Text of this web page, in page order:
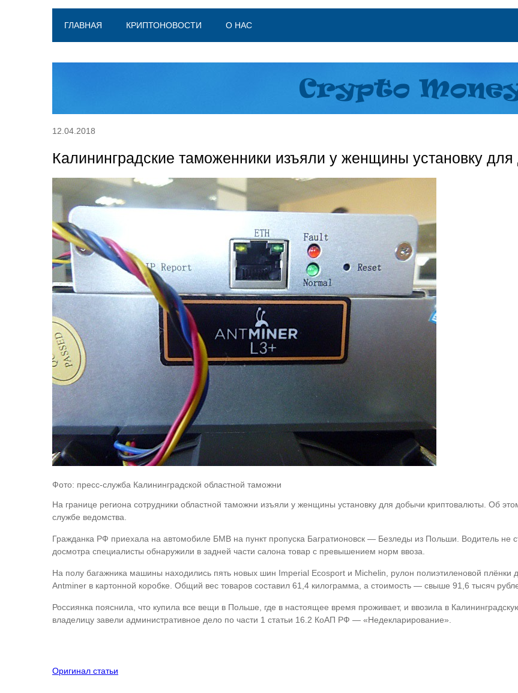
ГЛАВНАЯ КРИПТОНОВОСТИ О НАС
12.04.2018
Калининградские таможенники изъяли у женщины установку
Фото: пресс-служба Калининградской областной таможни
На границе региона сотрудники областной таможни изъяли у женщины установку для добычи криптовалюты. Об
службе ведомства.
Гражданка РФ приехала на автомобиле БМВ на пункт пропуска Багратионовск — Безледы из Польши. Водитель не
досмотра специалисты обнаружили в задней части салона товар с превышением норм ввоза.
На полу багажника машины находились пять новых шин Imperial Ecosport и Michelin, рулон полиэтиленовой плёнки
Antminer в картонной коробке. Общий вес товаров составил 61,4 килограмма, а стоимость — свыше 91,6 тысяч
Россиянка пояснила, что купила все вещи в Польше, где в настоящее время проживает, и ввозила в
владелицу завели административное дело по части 1 статьи 16.2 КоАП РФ — «Недекларирование».
Оригинал статьи